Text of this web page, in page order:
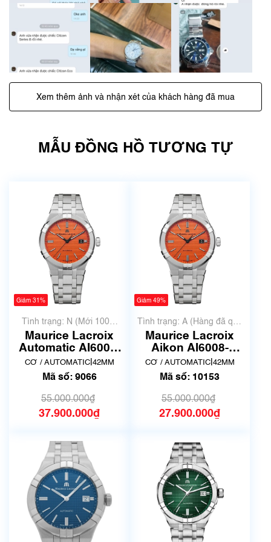
Xem thêm ảnh và nhận xét của khách hàng đã mua
MẪU ĐỒNG HỒ TƯƠNG TỰ
Giảm 31%
Tình trạng: N (Mới 100%
chưa qua sử dụng)
Maurice Lacroix
Automatic AI6008-
SS00F-530-E Aikon
| Mã số 9066
CƠ / AUTOMATIC| 42MM
Mã số: 9066
55.000.000₫
37.900.000₫
Giảm 49%
Tình trạng: A (Hàng đã qua
sử dụng nhưng rất đẹp,
không có xước)
Maurice Lacroix
Aikon AI6008-
SS00F-530-E | Mã
số 10153
CƠ / AUTOMATIC| 42MM
Mã số: 10153
55.000.000₫
27.900.000₫